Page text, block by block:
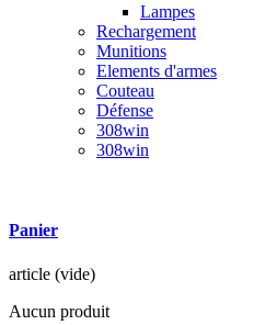
Lampes
Rechargement
Munitions
Elements d'armes
Couteau
Défense
308win
308win
Panier
article (vide)
Aucun produit